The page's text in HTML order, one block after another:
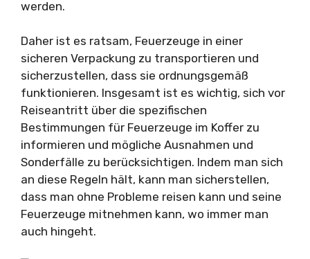
werden.
Daher ist es ratsam, Feuerzeuge in einer
sicheren Verpackung zu transportieren und
sicherzustellen, dass sie ordnungsgemäß
funktionieren. Insgesamt ist es wichtig, sich vor
Reiseantritt über die spezifischen
Bestimmungen für Feuerzeuge im Koffer zu
informieren und mögliche Ausnahmen und
Sonderfälle zu berücksichtigen. Indem man sich
an diese Regeln hält, kann man sicherstellen,
dass man ohne Probleme reisen kann und seine
Feuerzeuge mitnehmen kann, wo immer man
auch hingeht.